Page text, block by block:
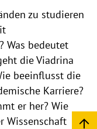
zu studieren
Was bedeutet
die Viadrina
beeinflusst die
Karriere?
er her? Wie
Wissenschaft